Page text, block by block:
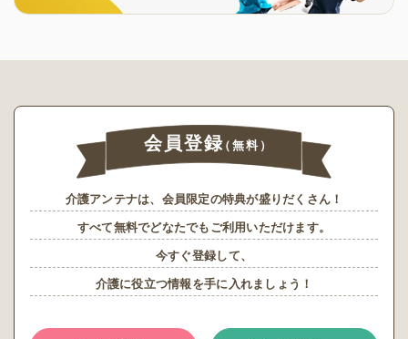
会員登録（無料）
介護アンテナは、会員限定の特典が盛りだくさん！
すべて無料でどなたでもご利用いただけます。
今すぐ登録して、
介護に役立つ情報を手に入れましょう！